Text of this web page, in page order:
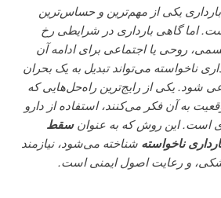
بارداری یکی از مهم‌ترین و حساس‌ترین
اما گاهی بارداری در شرایطی رخ
روحی یا اجتماعی برای ادامه آن
ناخواسته می‌تواند تبدیل به یک بحران
شود. یکی از رایج‌ترین راه‌حل‌هایی که
به آن فکر می‌کنند، استفاده از دارو
است. این روش که به عنوانسقط
ناخواسته شناخته می‌شود، نیازمند
و رعایت اصول ایمنی است.